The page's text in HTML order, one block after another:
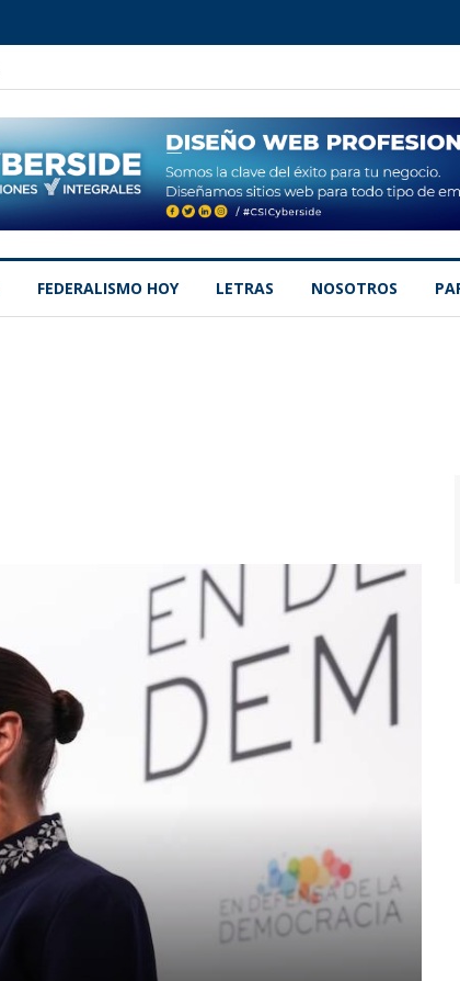
FEDERALISMO HOY LETRAS NOSOTROS